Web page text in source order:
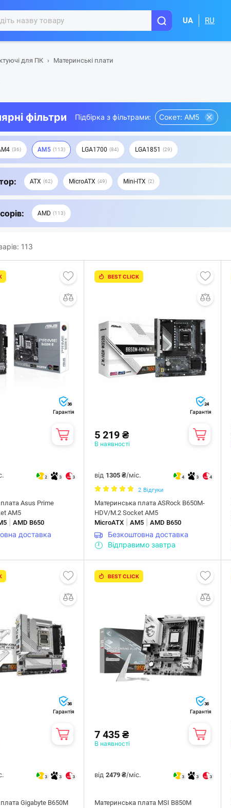
UA RU
для ПК Материнські плати
фільтри Підбірка з фільтрами: Сокет: AM5
36 AM5 113 LGA1700 84 LGA1851 29
ATX 62 MicroATX 49 Mini-ITX 2
AMD 113
113
36
Гарантія
2 3 3
Asus Prime
AM5
AMD B650
доставка
BEST CLICK
24
Гарантія
5 219 ₴
В наявності
від 1305 ₴/міс. 4 3 4
2 Відгуки
Материнська плата ASRock B650M-
HDV/M.2 Socket AM5
MicroATX |AM5 |AMD B650
Безкоштовна доставка
Відправимо завтра
36
Гарантія
3 3 3
Gigabyte B650M
BEST CLICK
36
Гарантія
7 435 ₴
В наявності
від2479 ₴/міс. 3 3 3
Материнська плата MSI B850M